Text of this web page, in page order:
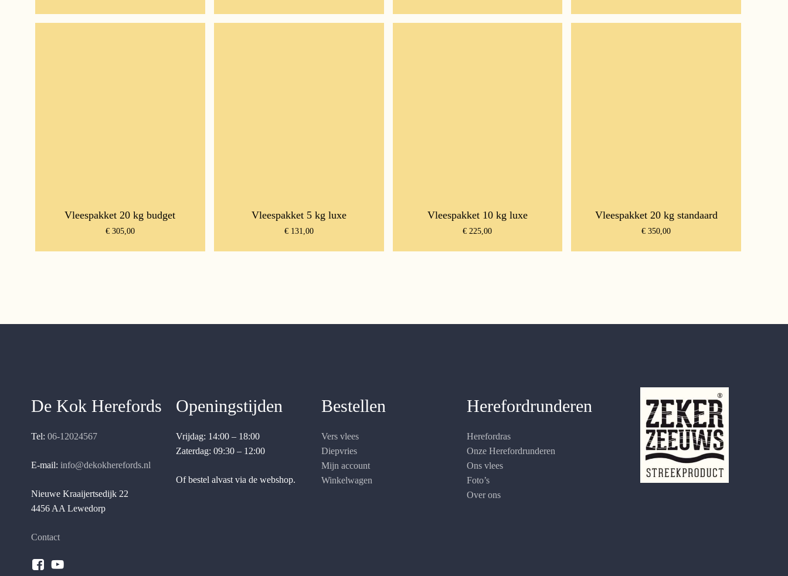
Vleespakket 20 kg budget
€305,00
Vleespakket 5 kg luxe
€131,00
Vleespakket 10 kg luxe
€ 225,00
Vleespakket 20 kg standaard
€ 350,00
De Kok Herefords
Tel: 06-12024567
E-mail: info@dekokherefords.nl
Nieuwe Kraaijertsedijk 22
4456 AA Lewedorp
Contact
Openingstijden
Vrijdag: 14:00 – 18:00
Zaterdag: 09:30 – 12:00
Of bestel alvast via de webshop.
Bestellen
Vers vlees
Diepvries
Mijn account
Winkelwagen
Herefordrunderen
Herefordras
Onze Herefordrunderen
Ons vlees
Foto’s
Over ons